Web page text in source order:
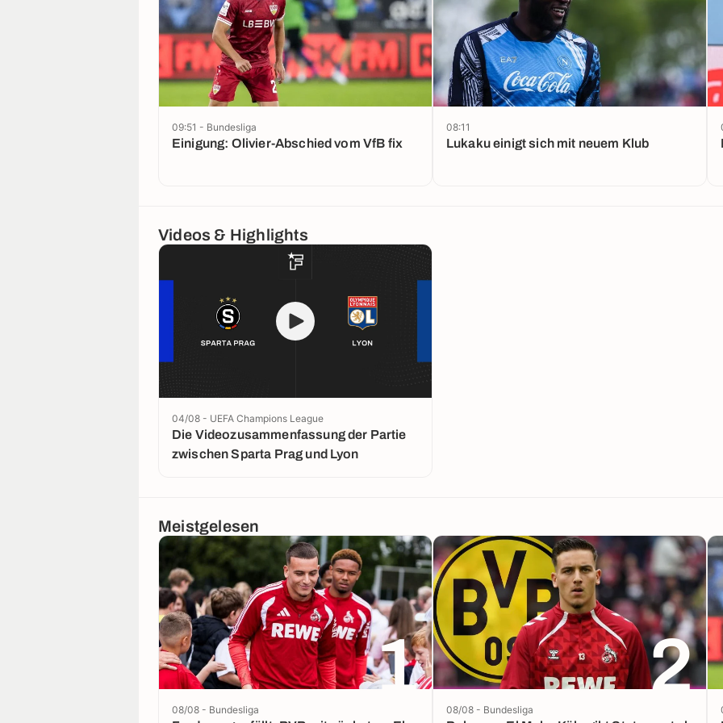
Einigung: Olivier-Abschied vom VfB fix
09:51 - Bundesliga
Lukaku einigt sich mit neuem Klub
08:11
Videos & Highlights
Die Videozusammenfassung der Partie
zwischen Sparta Prag und Lyon
04/08 - UEFA Champions League
Meistgelesen
1
08/08 - Bundesliga
2
08/08 - Bundesliga